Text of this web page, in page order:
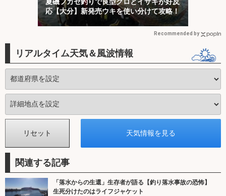
応【大分】新発売ウキを使い分けて攻略！
Recommended by
リアルタイム天気＆風波情報
関連する記事
「落水からの生還」生存者が語る【釣り落水事故の恐怖】
生死分けたのはライフジャケット